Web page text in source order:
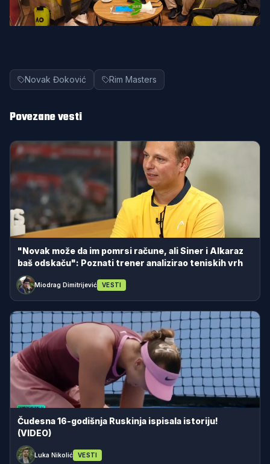
Novak Đoković Rim Masters
Povezane vesti
"Novak može da im pomrsi račune, ali Siner i Alkaraz
baš odskaču": Poznati trener analizirao teniskih vrh
Miodrag Dimitrijević VESTI
Čudesna 16-godišnja Ruskinja ispisala istoriju!
(VIDEO)
Luka Nikolić VESTI